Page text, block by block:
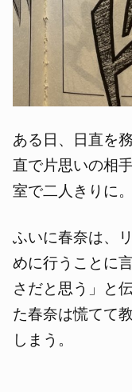
ある日、日直を
直で片思いの相
室で二人きりに。
ふいに春奈は、
めに行うことに
さだと思う」と
た春奈は慌てて
しまう。